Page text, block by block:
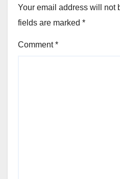
Your email address will not
fields are marked *
Comment*